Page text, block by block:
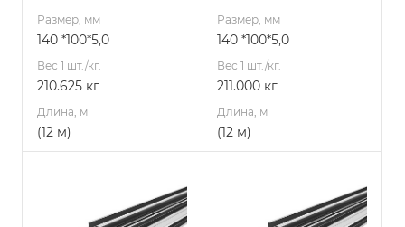
Размер, мм
140 *100*5,0
Вес 1 шт./кг.
210.625 кг
Длина, м
(12 м)
Размер, мм
140 *100*5,0
Вес 1 шт./кг.
211.000 кг
Длина, м
(12 м)